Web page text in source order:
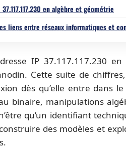
en algèbre et géométrie
liens entre réseaux informatiques et
IP 37.117.117.230
Cette suite de
dès qu’elle entre dans
binaire, manipulations
qu’un identifiant
des modèles et